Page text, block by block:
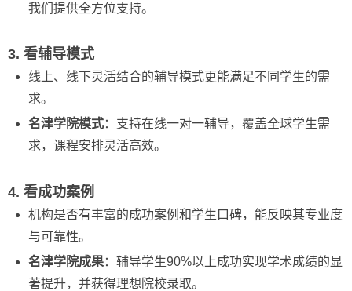
我们提供全方位支持。
3. 看辅导模式
线上、线下灵活结合的辅导模式更能满足不同学生的需
求。
名津学院模式：支持在线一对一辅导，覆盖全球学生需
求，课程安排灵活高效。
4. 看成功案例
机构是否有丰富的成功案例和学生口碑，能反映其专业度
与可靠性。
名津学院成果：辅导学生90%以上成功实现学术成绩的显
著提升，并获得理想院校录取。